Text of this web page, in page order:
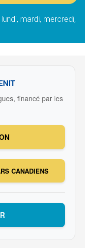
mardi, mercredi,
financé par les
CANADIENS